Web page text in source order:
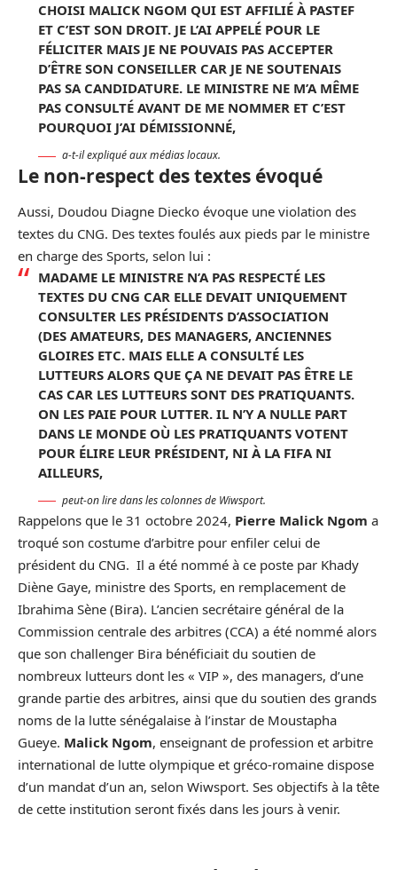
CHOISI MALICK NGOM QUI EST AFFILIÉ À PASTEF
ET C’EST SON DROIT. JE L’AI APPELÉ POUR LE
FÉLICITER MAIS JE NE POUVAIS PAS ACCEPTER
D’ÊTRE SON CONSEILLER CAR JE NE SOUTENAIS
PAS SA CANDIDATURE. LE MINISTRE NE M’A MÊME
PAS CONSULTÉ AVANT DE ME NOMMER ET C’EST
POURQUOI J’AI DÉMISSIONNÉ,
a-t-il expliqué aux médias locaux.
Le non-respect des textes évoqué
Aussi, Doudou Diagne Diecko évoque une violation des
textes du CNG. Des textes foulés aux pieds par le ministre
en charge des Sports, selon lui :
MADAME LE MINISTRE N’A PAS RESPECTÉ LES
TEXTES DU CNG CAR ELLE DEVAIT UNIQUEMENT
CONSULTER LES PRÉSIDENTS D’ASSOCIATION
(DES AMATEURS, DES MANAGERS, ANCIENNES
GLOIRES ETC. MAIS ELLE A CONSULTÉ LES
LUTTEURS ALORS QUE ÇA NE DEVAIT PAS ÊTRE LE
CAS CAR LES LUTTEURS SONT DES PRATIQUANTS.
ON LES PAIE POUR LUTTER. IL N’Y A NULLE PART
DANS LE MONDE OÙ LES PRATIQUANTS VOTENT
POUR ÉLIRE LEUR PRÉSIDENT, NI À LA FIFA NI
AILLEURS,
peut-on lire dans les colonnes de Wiwsport.
Rappelons que le 31 octobre 2024, Pierre Malick Ngom a
troqué son costume d’arbitre pour enfiler celui de
président du CNG. Il a été nommé à ce poste par Khady
Diène Gaye, ministre des Sports, en remplacement de
Ibrahima Sène (Bira). L’ancien secrétaire général de la
Commission centrale des arbitres (CCA) a été nommé alors
que son challenger Bira bénéficiait du soutien de
nombreux lutteurs dont les « VIP », des managers, d’une
grande partie des arbitres, ainsi que du soutien des grands
noms de la lutte sénégalaise à l’instar de Moustapha
Gueye. Malick Ngom, enseignant de profession et arbitre
international de lutte olympique et gréco-romaine dispose
d’un mandat d’un an, selon Wiwsport. Ses objectifs à la tête
de cette institution seront fixés dans les jours à venir.